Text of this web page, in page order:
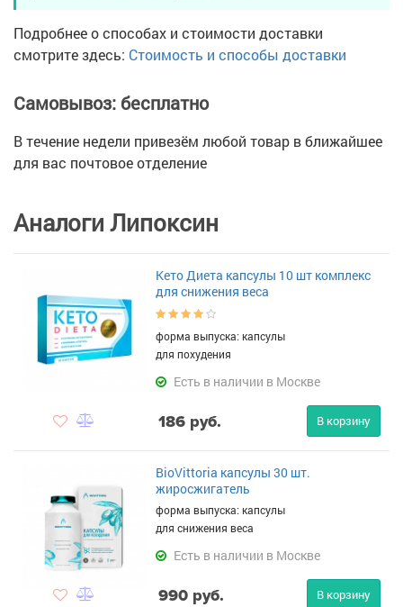
Подробнее о способах и стоимости доставки
смотрите здесь: Стоимость и способы доставки
Самовывоз: бесплатно
В течение недели привезём любой товар в ближайшее
для вас почтовое отделение
Аналоги Липоксин
Кето Диета капсулы 10 шт комплекс
для снижения веса
форма выпуска: капсулы
для похудения
Есть в наличии в Москве
186 руб. В корзину
BioVittoria капсулы 30 шт.
жиросжигатель
форма выпуска: капсулы
для снижения веса
Есть в наличии в Москве
990 руб. В корзину